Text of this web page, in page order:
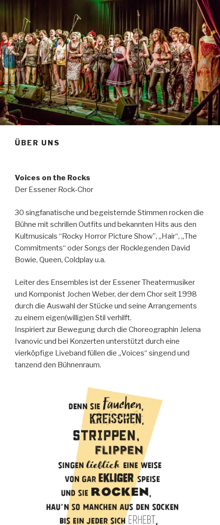
ÜBER UNS
Voices on the Rocks
Der Essener Rock-Chor
30 singfanatische und begeisternde Stimmen rocken die
Bühne mit schrillen Outfits und bekannten Hits aus den
Kultmusicals “Rocky Horror Picture Show”, „Hair“, „The
Commitments“ oder Songs der Rocklegenden David
Bowie, Queen, Coldplay u.a.
Leiter des Ensembles ist der Essener Theatermusiker
und Komponist Jochen Weber, der dem Chor seit 1998
durch die Auswahl der Stücke und seine Arrangements
zu einem eigen(willig)en Stil verhilft.
Inspiriert zur Bewegung durch die Choreographin Jelena
Ivanovic und bei Konzerten unterstützt durch eine
vierköpfige Liveband füllen die „Voices“ singend und
tanzend den Bühnenraum.